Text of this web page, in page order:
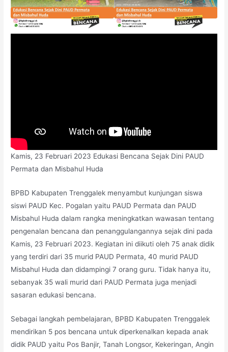
Kamis, 23 Februari 2023 Edukasi Bencana Sejak Dini PAUD
Permata dan Misbahul Huda
BPBD Kabupaten Trenggalek menyambut kunjungan siswa
siswi PAUD Kec. Pogalan yaitu PAUD Permata dan PAUD
Misbahul Huda dalam rangka meningkatkan wawasan tentang
pengenalan bencana dan penanggulangannya sejak dini pada
Kamis, 23 Februari 2023. Kegiatan ini diikuti oleh 75 anak didik
yang terdiri dari 35 murid PAUD Permata, 40 murid PAUD
Misbahul Huda dan didampingi 7 orang guru. Tidak hanya itu,
sebanyak 35 wali murid dari PAUD Permata juga menjadi
sasaran edukasi bencana.
Sebagai langkah pembelajaran, BPBD Kabupaten Trenggalek
mendirikan 5 pos bencana untuk diperkenalkan kepada anak
didik PAUD yaitu Pos Banjir, Tanah Longsor, Kekeringan, Angin